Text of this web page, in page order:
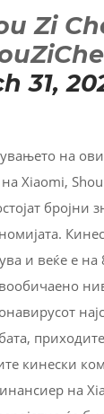
Zi
31,
на
Xiaomi, Shou
бројни
и веќе е на
кинески
на